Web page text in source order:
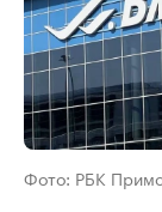
Фото: РБК